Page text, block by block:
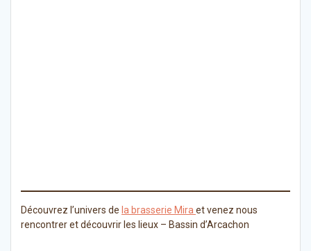
Découvrez l’univers de la brasserie Miraet venez nous
rencontrer et découvrir les lieux – Bassin d’Arcachon